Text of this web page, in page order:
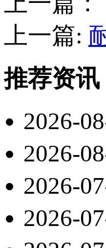
上一篇:
推荐资讯
2026-
2026-
2026-
2026-